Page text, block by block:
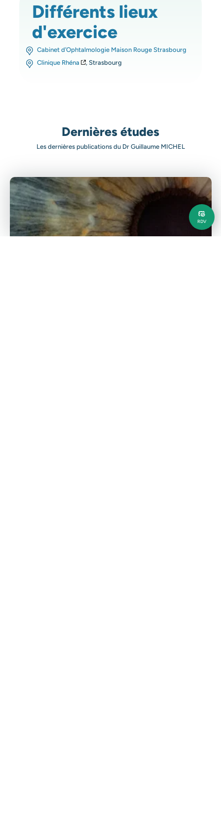
RDV
Différents lieux
d'exercice
Cabinet d’Ophtalmologie Maison Rouge Strasbourg
Clinique Rhéna
, Strasbourg
Dernières études
Les dernières publications du Dr Guillaume MICHEL